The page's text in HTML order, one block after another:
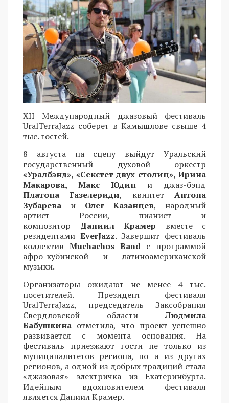
XII Международный джазовый фестиваль
UralTerraJazz соберет в Камышлове свыше 4
тыс. гостей.
8 августа на сцену выйдут Уральский
государственный духовой оркестр
«Уралбэнд», «Секстет двух столиц», Ирина
Макарова, Макс Юдин и джаз-бэнд
Платона Газелериди, квинтетАнтона
Зубарева и Олег Казанцев, народный
артист России, пианист и
композитор Даниил Крамер вместе с
резидентами EverJazz. Завершит фестиваль
коллектив Muchachos Band с программой
афро-кубинской и латиноамериканской
музыки.
Организаторы ожидают не менее 4 тыс.
посетителей. Президент фестиваля
UralTerraJazz, председатель Заксобрания
Свердловской областиЛюдмила
Бабушкина отметила, что проект успешно
развивается с момента основания. На
фестиваль приезжают гости не только из
муниципалитетов региона, но и из других
регионов, а одной из добрых традиций стала
«джазовая» электричка из Екатеринбурга.
Идейным вдохновителем фестиваля
является Даниил Крамер.